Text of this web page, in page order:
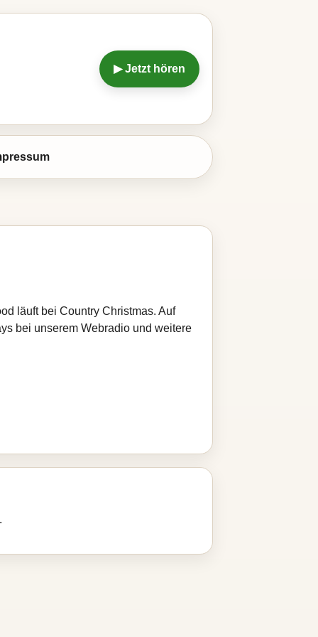
▶ Jetzt hören
läuft bei Country Christmas. Auf
bei unserem Webradio und weitere